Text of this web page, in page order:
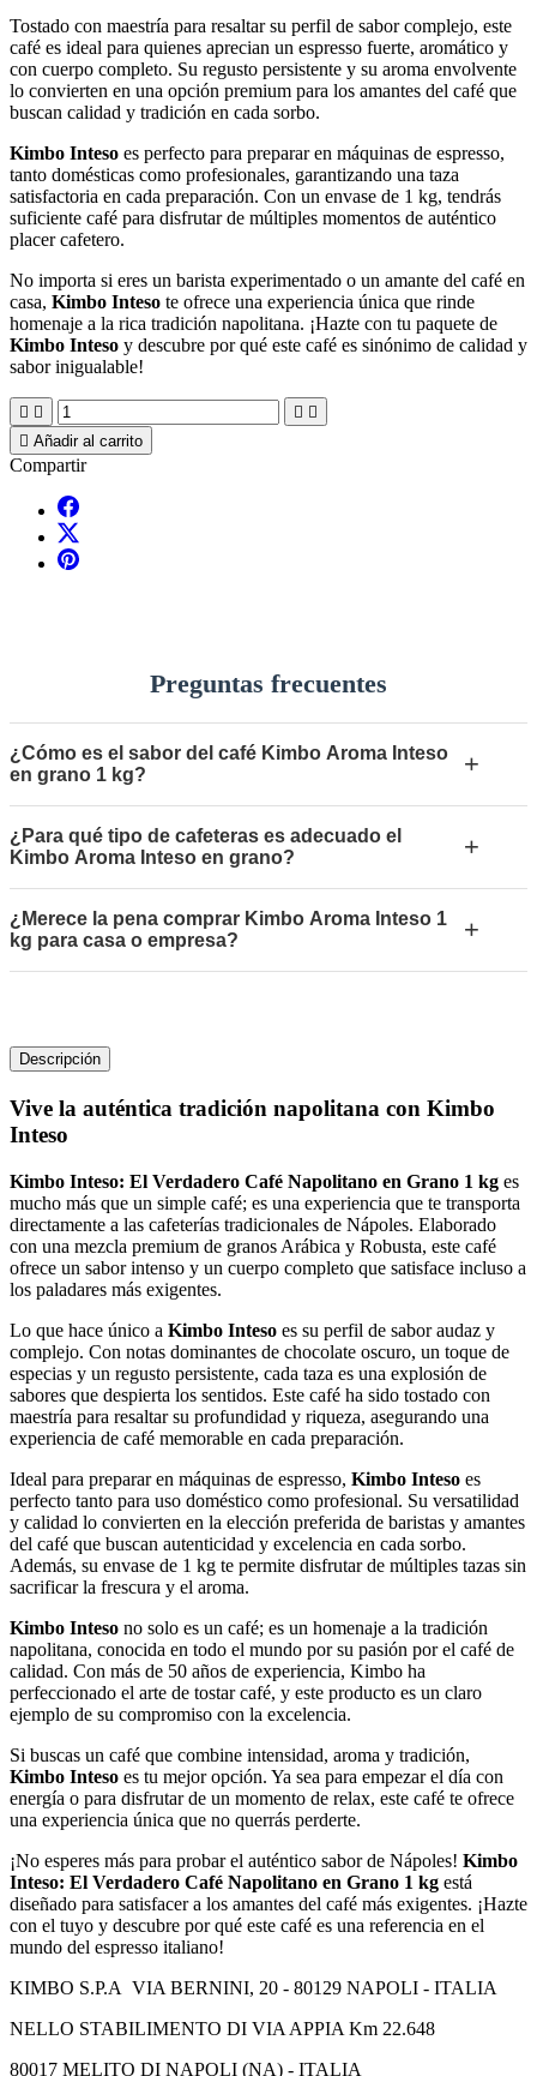
Tostado con maestría para resaltar su perfil de sabor complejo, este
café es ideal para quienes aprecian un espresso fuerte, aromático y
con cuerpo completo. Su regusto persistente y su aroma envolvente
lo convierten en una opción premium para los amantes del café que
buscan calidad y tradición en cada sorbo.
Kimbo Inteso es perfecto para preparar en máquinas de espresso,
tanto domésticas como profesionales, garantizando una taza
satisfactoria en cada preparación. Con un envase de 1 kg, tendrás
suficiente café para disfrutar de múltiples momentos de auténtico
placer cafetero.
No importa si eres un barista experimentado o un amante del café en
casa, Kimbo Inteso te ofrece una experiencia única que rinde
homenaje a la rica tradición napolitana. ¡Hazte con tu paquete de
Kimbo Inteso y descubre por qué este café es sinónimo de calidad y
sabor inigualable!
   
 Añadir al carrito
Compartir
Preguntas frecuentes
¿Cómo es el sabor del café Kimbo Aroma Inteso
en grano 1 kg?
+
¿Para qué tipo de cafeteras es adecuado el
Kimbo Aroma Inteso en grano?
+
¿Merece la pena comprar Kimbo Aroma Inteso 1
kg para casa o empresa?
+
Descripción
Vive la auténtica tradición napolitana con Kimbo
Inteso
Kimbo Inteso: El Verdadero Café Napolitano en Grano 1 kg es
mucho más que un simple café; es una experiencia que te transporta
directamente a las cafeterías tradicionales de Nápoles. Elaborado
con una mezcla premium de granos Arábica y Robusta, este café
ofrece un sabor intenso y un cuerpo completo que satisface incluso a
los paladares más exigentes.
Lo que hace único a Kimbo Inteso es su perfil de sabor audaz y
complejo. Con notas dominantes de chocolate oscuro, un toque de
especias y un regusto persistente, cada taza es una explosión de
sabores que despierta los sentidos. Este café ha sido tostado con
maestría para resaltar su profundidad y riqueza, asegurando una
experiencia de café memorable en cada preparación.
Ideal para preparar en máquinas de espresso, Kimbo Inteso es
perfecto tanto para uso doméstico como profesional. Su versatilidad
y calidad lo convierten en la elección preferida de baristas y amantes
del café que buscan autenticidad y excelencia en cada sorbo.
Además, su envase de 1 kg te permite disfrutar de múltiples tazas sin
sacrificar la frescura y el aroma.
Kimbo Inteso no solo es un café; es un homenaje a la tradición
napolitana, conocida en todo el mundo por su pasión por el café de
calidad. Con más de 50 años de experiencia, Kimbo ha
perfeccionado el arte de tostar café, y este producto es un claro
ejemplo de su compromiso con la excelencia.
Si buscas un café que combine intensidad, aroma y tradición,
Kimbo Inteso es tu mejor opción. Ya sea para empezar el día con
energía o para disfrutar de un momento de relax, este café te ofrece
una experiencia única que no querrás perderte.
¡No esperes más para probar el auténtico sabor de Nápoles! Kimbo
Inteso: El Verdadero Café Napolitano en Grano 1 kg está
diseñado para satisfacer a los amantes del café más exigentes. ¡Hazte
con el tuyo y descubre por qué este café es una referencia en el
mundo del espresso italiano!
KIMBO S.P.A VIA BERNINI, 20 - 80129 NAPOLI - ITALIA
NELLO STABILIMENTO DI VIA APPIA Km 22.648
80017 MELITO DI NAPOLI (NA) - ITALIA